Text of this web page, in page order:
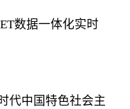
数据一体化实时
代中国特色社会主